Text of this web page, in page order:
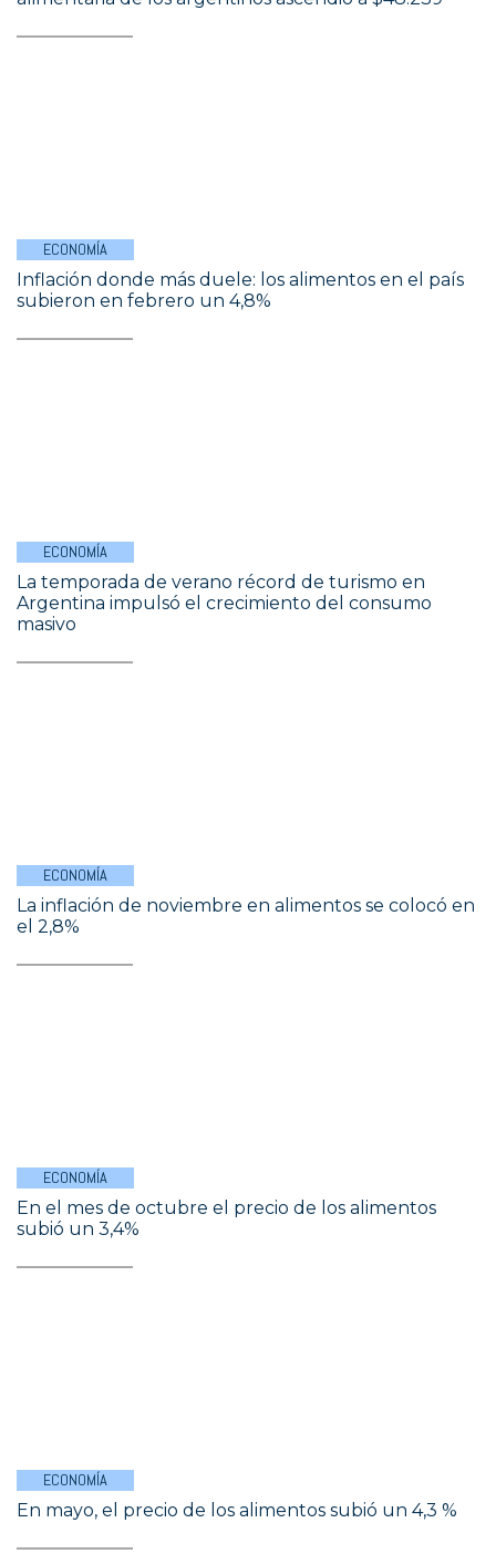
ECONOMÍA
Inflación donde más duele: los alimentos en el país
subieron en febrero un 4,8%
ECONOMÍA
La temporada de verano récord de turismo en
Argentina impulsó el crecimiento del consumo
masivo
ECONOMÍA
La inflación de noviembre en alimentos se colocó en
el 2,8%
ECONOMÍA
En el mes de octubre el precio de los alimentos
subió un 3,4%
ECONOMÍA
En mayo, el precio de los alimentos subió un 4,3 %